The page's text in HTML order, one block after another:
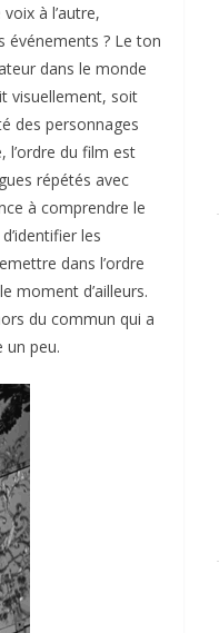
à l’autre,
événements ? Le ton
dans le monde
visuellement, soit
des personnages
l’ordre du film est
répétés avec
à comprendre le
les
dans l’ordre
moment d’ailleurs.
du commun qui a
un peu.